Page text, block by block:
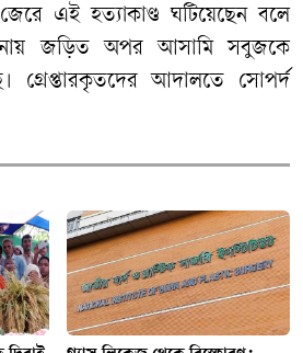
এই হত্যাকাণ্ড ঘটিয়েছেন বলে
জড়িত অপর আসামি সবুজকে
গ্রেপ্তারকৃতদের আদালতে সোপর্দ